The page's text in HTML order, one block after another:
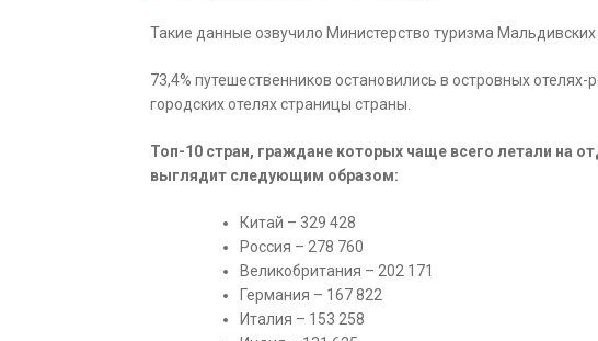
Такие данные озвучило Министерство туризма Мальдивских
73,4% путешественников остановились в островных отелях-
городских отелях страницы страны.
Топ-10 стран, граждане которых чаще всего летали на
выглядит следующим образом:
Китай – 329 428
Россия – 278 760
Великобритания – 202 171
Германия – 167 822
Италия – 153 258